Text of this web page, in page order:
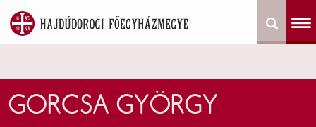
GORCSA GYÖRGY